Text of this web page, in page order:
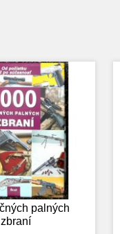
palných
zbraní